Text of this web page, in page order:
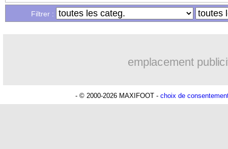
Liste des brèves du ven. 30 décembre
Filtrer :
emplacement
- © 2000-2026 MAXIFOOT - choix de